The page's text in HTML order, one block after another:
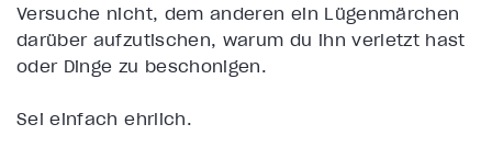
Versuche nicht, dem anderen ein Lügenmärchen
darüber aufzutischen, warum du ihn verletzt hast
oder Dinge zu beschönigen.
Sei einfach ehrlich.